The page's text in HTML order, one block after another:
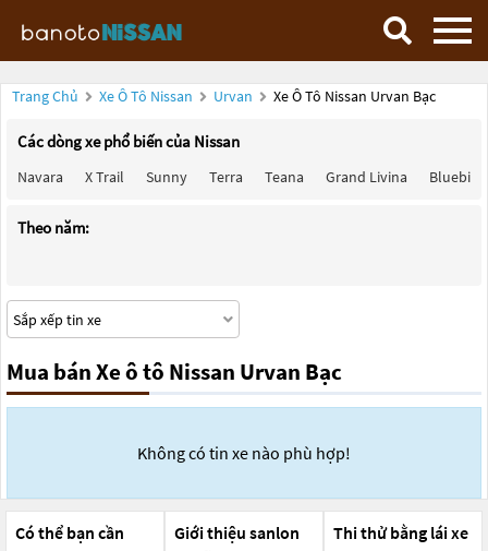
Trang Chủ Xe Ô Tô Nissan Urvan Xe Ô Tô Nissan Urvan Bạc
Các dòng xe phổ biến của Nissan
Navara X Trail Sunny Terra Teana Grand Livina Bluebird
Theo năm:
Mua bán Xe ô tô Nissan Urvan Bạc
Không có tin xe nào phù hợp!
Có thể bạn cần
Giới thiệu sanlon
Thi thử bằng lái xe